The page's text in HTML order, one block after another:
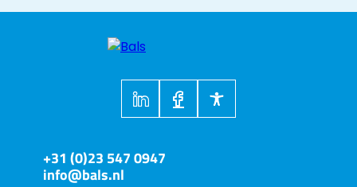
+31 (0)23 547 0947
info@bals.nl